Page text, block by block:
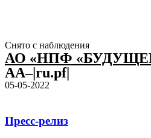
Снято с наблюдения
АО «НПФ
AA–|ru.pf|
05-05-2022
Пресс-релиз